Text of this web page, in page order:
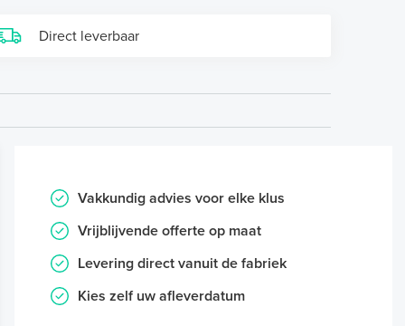
Direct leverbaar
Vakkundig advies voor elke klus
Vrijblijvende offerte op maat
Levering direct vanuit de fabriek
Kies zelf uw afleverdatum